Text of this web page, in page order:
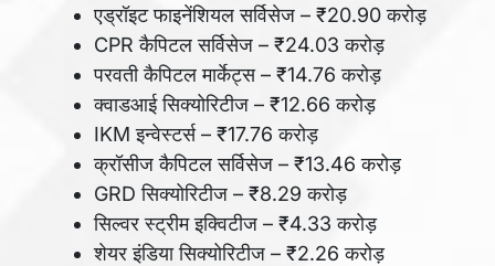
एड्रॉइट फाइनेंशियल सर्विसेज – ₹20.90 करोड़
CPR कैपिटल सर्विसेज – ₹24.03 करोड़
परवती कैपिटल मार्केट्स – ₹14.76 करोड़
क्वाडआई सिक्योरिटीज – ₹12.66 करोड़
IKM इन्वेस्टर्स – ₹17.76 करोड़
क्रॉसीज कैपिटल सर्विसेज – ₹13.46 करोड़
GRD सिक्योरिटीज – ₹8.29 करोड़
सिल्वर स्ट्रीम इक्विटीज – ₹4.33 करोड़
शेयर इंडिया सिक्योरिटीज – ₹2.26 करोड़